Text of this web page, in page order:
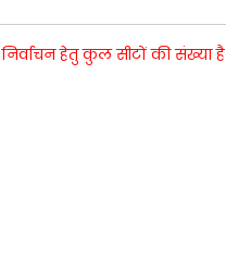
निर्वाचनहेतुकुलसीटोंकीसंख्याहै